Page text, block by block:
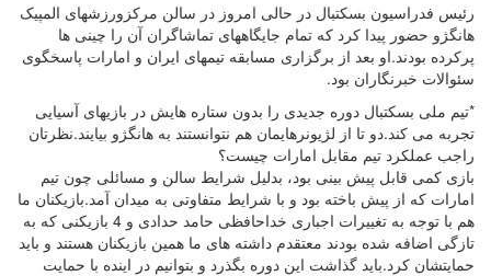
رئیس فدراسیون بسکتبال در حالی امروز در سالن مرکزورزشهای المپیک
هانگژو حضور پیدا کرد که تمام جایگاههای تماشاگران آن را چینی ها
پرکرده بودند.او بعد از برگزاری مسابقه تیمهای ایران و امارات پاسخگوی
سئوالات خبرنگاران بود.
*تیم ملی بسکتبال دوره جدیدی را بدون ستاره هایش در بازیهای آسیایی
تجربه می کند.دو تا از لژیونرهایمان هم نتوانستند به هانگژو بیایند.نظرتان
راجب عملکرد تیم مقابل امارات چیست؟
بازی کمی قابل پیش بینی بود، بدلیل شرایط سالن و مسائلی چون تیم
امارات که از پیش باخته بود و با شرایط متفاوتی به میدان آمد.بازیکنان ما
هم با توجه به تغییرات اجباری خداحافظی حامد حدادی و 4 بازیکنی که به
تازگی اضافه شده بودند معتقدم داشته های ما همین بازیکنان هستند و باید
حمایتشان کرد.باید گذاشت این دوره بگذرد و بتوانیم در اینده با حمایت